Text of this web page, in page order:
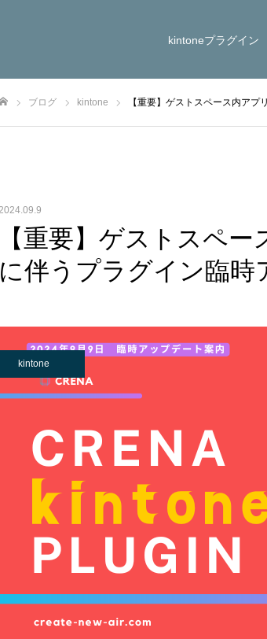
kintoneプラグイン
ブログ kintone 【重要】ゲストスペース内ア
【重要】ゲストスペ
に伴うプラグイン臨
kintone